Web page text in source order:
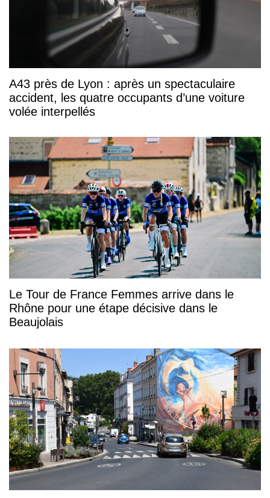
A43 près de Lyon : après un spectaculaire
accident, les quatre occupants d’une voiture
volée interpellés
Le Tour de France Femmes arrive dans le
Rhône pour une étape décisive dans le
Beaujolais